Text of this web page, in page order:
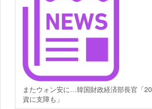
またウォン安に…韓国財政経済部長官「
資に支障も」